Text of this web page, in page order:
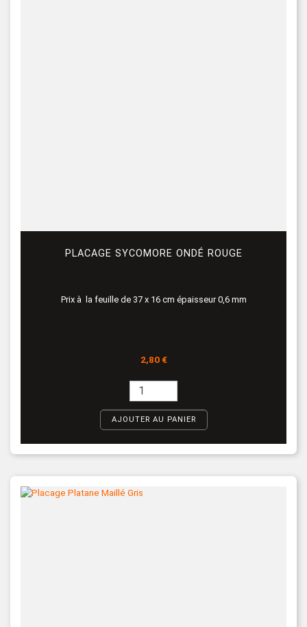
PLACAGE SYCOMORE ONDÉ ROUGE
Prix à la feuille de 37 x 16 cm épaisseur 0,6 mm
Prix
2,80 €
AJOUTER AU PANIER